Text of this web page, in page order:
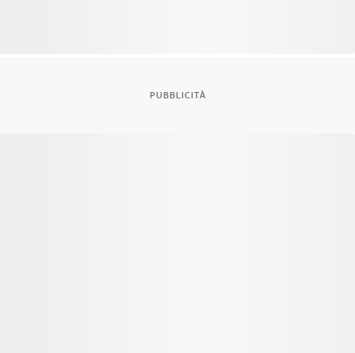
PUBBLICITÀ